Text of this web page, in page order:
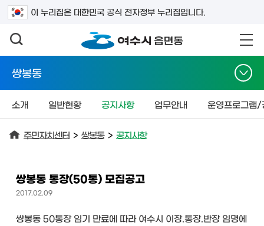
이 누리집은 대한민국 공식 전자정부 누리집입니다.
검색어를 입력하세요
쌍봉동
소개 일반현황 공지사항 업무안내 운영프로그램/
주민자치센터 > 쌍봉동 > 공지사항
쌍봉동 통장(50통) 모집공고
2017.02.09
쌍봉동 50통장 임기 만료에 따라 여수시 이장.통장.반장 임명에